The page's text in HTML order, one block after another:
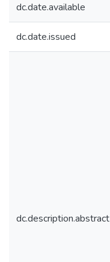
dc.date.available
dc.date.issued
dc.description.abstract